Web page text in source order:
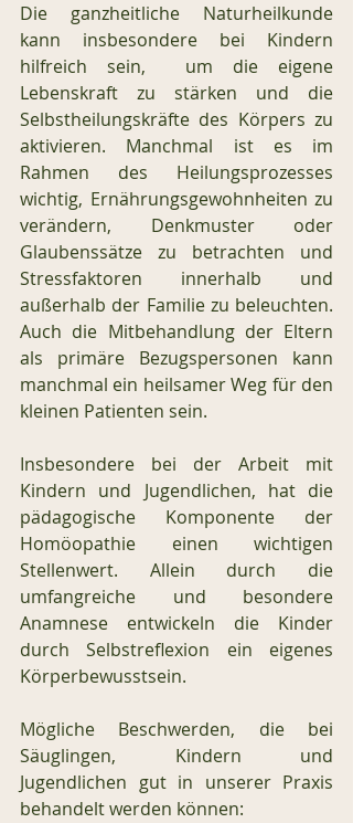
Die ganzheitliche Naturheilkunde
kann insbesondere bei Kindern
hilfreich sein,  um die eigene
Lebenskraft zu stärken und die
Selbstheilungskräfte des Körpers zu
aktivieren. Manchmal ist es im
Rahmen des Heilungsprozesses
wichtig, Ernährungsgewohnheiten zu
verändern, Denkmuster oder
Glaubenssätze zu betrachten und
Stressfaktoren innerhalb und
außerhalb der Familie zu beleuchten.
Auch die Mitbehandlung der Eltern
als primäre Bezugspersonen kann
manchmal ein heilsamer Weg für den
kleinen Patienten sein.
Insbesondere bei der Arbeit mit
Kindern und Jugendlichen, hat die
pädagogische Komponente der
Homöopathie einen wichtigen
Stellenwert. Allein durch die
umfangreiche und besondere
Anamnese entwickeln die Kinder
durch Selbstreflexion ein eigenes
Körperbewusstsein.
Mögliche Beschwerden, die bei
Säuglingen, Kindern und
Jugendlichen gut in unserer Praxis
behandelt werden können: